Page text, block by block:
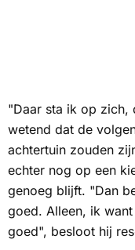
"Daar sta ik op zich,
wetend dat de
achtertuin zouden
echter nog op een
genoeg blijft. "Dan
goed. Alleen, ik
goed", besloot hij